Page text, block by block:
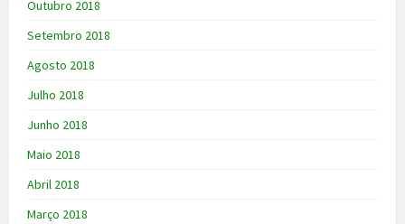
Outubro 2018
Setembro 2018
Agosto 2018
Julho 2018
Junho 2018
Maio 2018
Abril 2018
Março 2018